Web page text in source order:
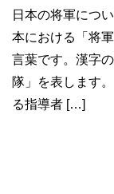
日本の将軍につ
本における「将
言葉です。漢字
隊」を表します
る指導者 […]